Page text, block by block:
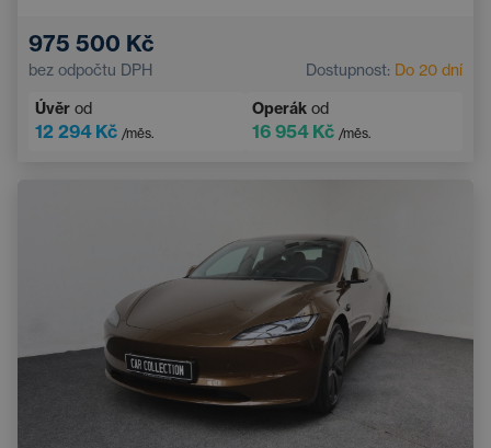
Automatická klimatizace
Dotykový displej Sportovní volant
975 500 Kč
bez odpočtu DPH Dostupnost: Do 20 dní
Úvěr od
12 294 Kč /měs.
Operák od
16 954 Kč /měs.